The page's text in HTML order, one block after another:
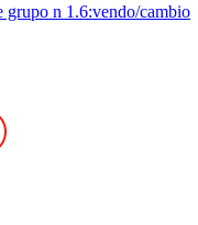
grupo n 1.6:vendo/cambio